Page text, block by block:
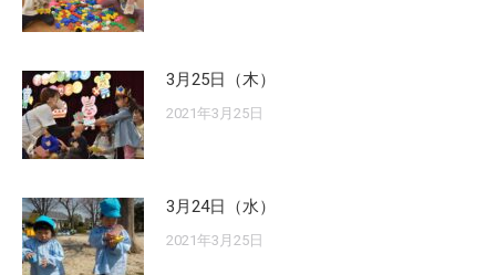
3月25日（木）
2021年3月25日
3月24日（水）
2021年3月25日